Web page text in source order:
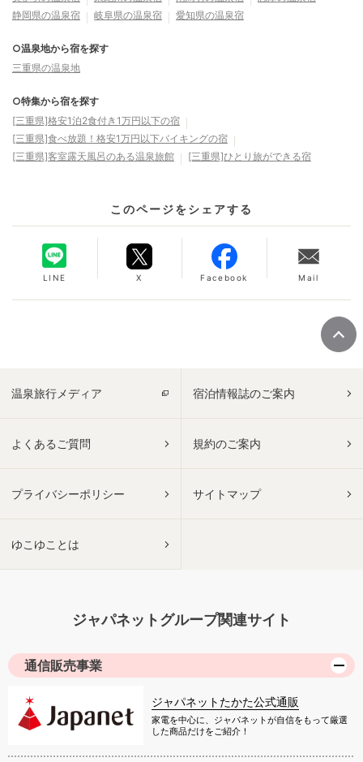
静岡県の温泉宿
岐阜県の温泉宿 愛知県の温泉宿
○温泉地から宿を探す
三重県の温泉地
○特集から宿を探す
[三重県]格安1泊2食付き1万円以下の宿
[三重県]食べ放題！格安1万円以下バイキングの宿
[三重県]客室露天風呂のある温泉旅館
[三重県]ひとり旅ができる宿
このページをシェアする
LINE X Facebook Mail
温泉旅行メディア 宿泊情報誌のご案内
よくあるご質問 規約のご案内
プライバシーポリシー サイトマップ
ゆこゆことは
ジャパネットグループ関連サイト
通信販売事業
ジャパネットたかた公式通販
家電を中心に、ジャパネットが自信をもって厳選
した商品だけをご紹介！